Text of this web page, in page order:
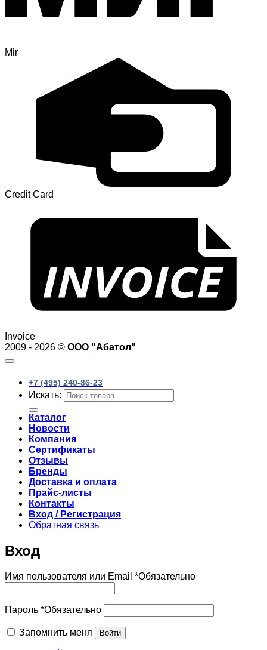
Mir
Credit Card
Invoice
2009 - 2026 © ООО "Абатол"
+7 (495) 240-86-23
Искать:
Каталог
Новости
Компания
Сертификаты
Отзывы
Бренды
Доставка и оплата
Прайс-листы
Контакты
Вход / Регистрация
Обратная связь
Вход
Имя пользователя или Email *Обязательно
Пароль *Обязательно
Запомнить меня Войти